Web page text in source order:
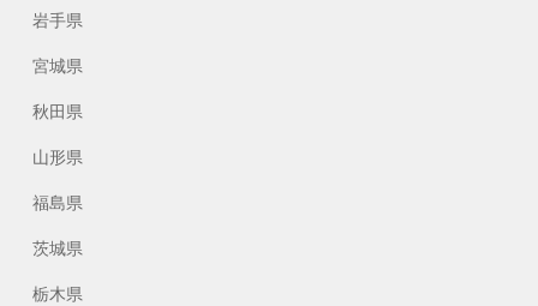
岩手県
宮城県
秋田県
山形県
福島県
茨城県
栃木県